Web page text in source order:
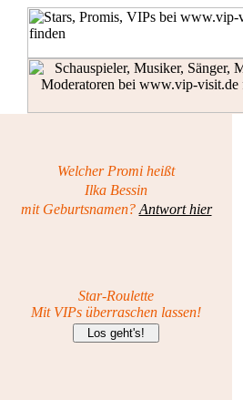
Welcher Promi heißt
Ilka Bessin
mit Geburtsnamen? Antwort hier
Star-Roulette
Mit VIPs überraschen lassen!